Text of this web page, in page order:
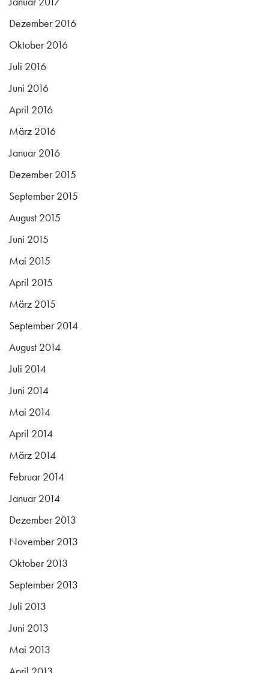
Dezember 2016
Oktober 2016
Juli 2016
Juni 2016
April 2016
März 2016
Januar 2016
Dezember 2015
September 2015
August 2015
Juni 2015
Mai 2015
April 2015
März 2015
September 2014
August 2014
Juli 2014
Juni 2014
Mai 2014
April 2014
März 2014
Februar 2014
Januar 2014
Dezember 2013
November 2013
Oktober 2013
September 2013
Juli 2013
Juni 2013
Mai 2013